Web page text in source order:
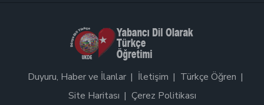
Duyuru, Haber ve İlanlar İletişim
Türkçe Öğren
Site Haritası
Çerez Politikası